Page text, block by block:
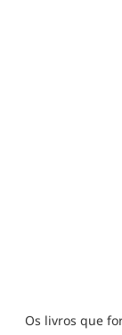
Os livros que